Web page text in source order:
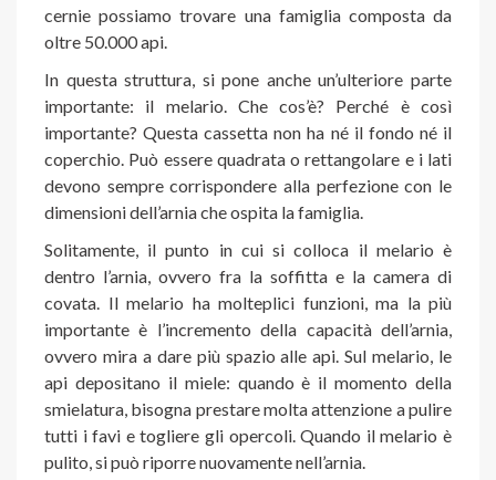
cernie possiamo trovare una famiglia composta da
oltre 50.000 api.
In questa struttura, si pone anche un’ulteriore parte
importante: il melario. Che cos’è? Perché è così
importante? Questa cassetta non ha né il fondo né il
coperchio. Può essere quadrata o rettangolare e i lati
devono sempre corrispondere alla perfezione con le
dimensioni dell’arnia che ospita la famiglia.
Solitamente, il punto in cui si colloca il melario è
dentro l’arnia, ovvero fra la soffitta e la camera di
covata. Il melario ha molteplici funzioni, ma la più
importante è l’incremento della capacità dell’arnia,
ovvero mira a dare più spazio alle api. Sul melario, le
api depositano il miele: quando è il momento della
smielatura, bisogna prestare molta attenzione a pulire
tutti i favi e togliere gli opercoli. Quando il melario è
pulito, si può riporre nuovamente nell’arnia.